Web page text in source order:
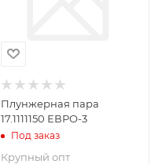
Плунжерная пара
17.1111150 ЕВРО-3
Под заказ
Крупный опт